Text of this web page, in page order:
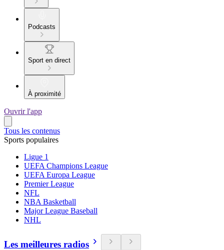
Podcasts
Sport en direct
À proximité
Ouvrir l'app
Tous les contenus
Sports populaires
Ligue 1
UEFA Champions League
UEFA Europa League
Premier League
NFL
NBA Basketball
Major League Baseball
NHL
Les meilleures radios